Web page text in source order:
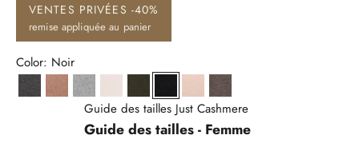
VENTES PRIVÉES -40%
remise appliquée au panier
Color: Noir
Anthracite Chiné
Camel Chiné
Gris Chiné
IvoireKaki Noir SableTaupe Chiné
Guide des tailles Just Cashmere
Guide des tailles - Femme